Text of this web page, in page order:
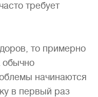
требует
то примерно
обычно
начинаются
в первый раз